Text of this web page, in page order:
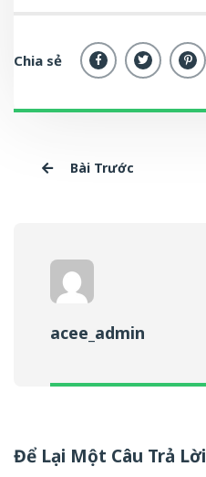
Chia sẻ
Bài Trước
acee_admin
Để Lại Một Câu Trả Lời